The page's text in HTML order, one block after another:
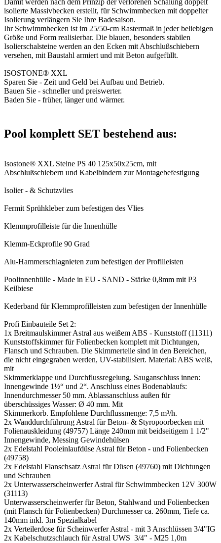
isolierte Massivbecken erstellt, für Schwimmbecken mit doppelter
Isolierung verlängern Sie Ihre Badesaison.
Ihr Schwimmbecken ist im 25/50-cm Rastermaß in jeder beliebigen
Größe und Form realisierbar. Die blauen, besonders stabilen
Isolierschalsteine werden an den Ecken mit Abschlußschiebern
versehen, mit Baustahl armiert und mit Beton aufgefüllt.
ISOSTONE® XXL
Sparen Sie - Zeit und Geld bei Aufbau und Betrieb.
Bauen Sie - schneller und preiswerter.
Baden Sie - früher, länger und wärmer.
Pool komplett SET bestehend aus:
Isostone® XXL Steine PS 40 125x50x25cm, mit
Abschlußschiebern und Kabelbindern zur Montagebefestigung
Isolier - & Schutzvlies
Fermit Sprühkleber zum befestigen des Vlies
Klemmprofilleiste für die Innenhülle
Klemm-Eckprofile 90 Grad
Alu-Hammerschlagnieten zum befestigen der Profilleisten
Poolinnenhülle - Made in EU - SAND - Stärke 0,8mm mit P3
Keilbiese
Kederband für Klemmprofilleisten zum befestigen der Innenhülle
Profi Einbauteile Set 2:
1x Breitmaulskimmer Astral aus weißem ABS - Kunststoff (11311)
Kunststoffskimmer für Folienbecken komplett mit Dichtungen,
Flansch und Schrauben. Die Skimmerteile sind in den Bereichen,
die nicht eingegraben werden, UV-stabilisiert. Material: ABS weiß,
mit
Skimmerklappe und Durchflussregelung. Sauganschluss innen:
Innengewinde 1½“ und 2“. Anschluss eines Bodenablaufs:
Innendurchmesser 50 mm. Ablassanschluss außen für
überschüssiges Wasser: Ø 40 mm. Mit
Skimmerkorb. Empfohlene Durchflussmenge: 7,5 m³/h.
2x Wanddurchführung Astral für Beton- & Styropoorbecken mit
Folienauskleidung (49757) Länge 240mm mit beidseitigem 1 1/2"
Innengewinde, Messing Gewindehülsen
2x Edelstahl Pooleinlaufdüse Astral für Beton - und Folienbecken
(49758)
2x Edelstahl Flanschsatz Astral für Düsen (49760) mit Dichtungen
und Schrauben
2x Unterwasserscheinwerfer Astral für Schwimmbecken 12V 300W
(31113)
Unterwasserscheinwerfer für Beton, Stahlwand und Folienbecken
(mit Flansch für Folienbecken) Durchmesser ca. 260mm, Tiefe ca.
140mm inkl. 3m Spezialkabel
2x Verteilerdose für Scheinwerfer Astral - mit 3 Anschlüssen 3/4"IG
2x Kabelschutzschlauch für Astral UWS 3/4" - M25 1,0m